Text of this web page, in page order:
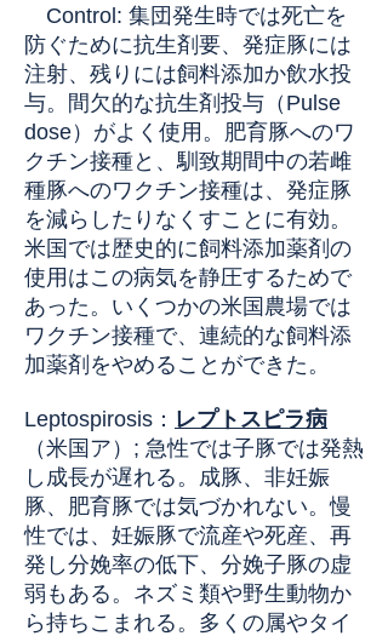
Control: 集団発生時では死亡を
防ぐために抗生剤要、発症豚には
注射、残りには飼料添加か飲水投
与。間欠的な抗生剤投与（Pulse
dose）がよく使用。肥育豚へのワ
クチン接種と、馴致期間中の若雌
種豚へのワクチン接種は、発症豚
を減らしたりなくすことに有効。
米国では歴史的に飼料添加薬剤の
使用はこの病気を静圧するためで
あった。いくつかの米国農場では
ワクチン接種で、連続的な飼料添
加薬剤をやめることができた。
Leptospirosis ： レプトスピラ病
（米国ア） ; 急性では子豚では発熱
し成長が遅れる。成豚、非妊娠
豚、肥育豚では気づかれない。慢
性では、妊娠豚で流産や死産、再
発し分娩率の低下、分娩子豚の虚
弱もある。ネズミ類や野生動物か
ら持ちこまれる。多くの属やタイ